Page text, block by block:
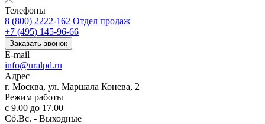
Телефоны
8 (800) 2222-162 Отдел продаж
+7 (495) 145-96-66
Заказать звонок
E-mail
info@uralpd.ru
Адрес
г. Москва, ул. Маршала Конева, 2
Режим работы
с 9.00 до 17.00
Сб.Вс. - Выходные